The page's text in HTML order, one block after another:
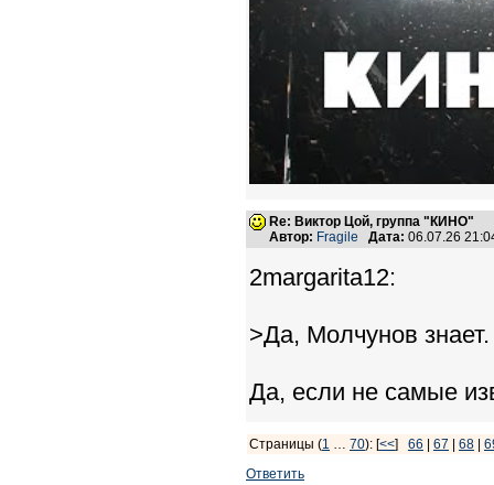
Re: Виктор Цой, группа "КИНО"
Автор: Fragile Дата: 06.07.26
2margarita12:
>Да, Молчунов
Да, если не самые
Страницы (1 … 70): [<<] 66 67 68
Ответить